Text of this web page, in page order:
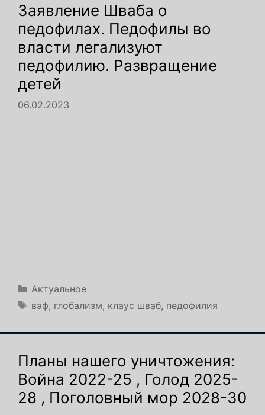
Заявление Шваба о
педофилах. Педофилы во
власти легализуют
педофилию. Развращение
детей
06.02.2023
Рубрики
Актуальное
Метки
вэф, глобализм, клаус шваб, педофилия
Планы нашего уничтожения:
Война 2022-25 , Голод 2025-
28 , Поголовный мор 2028-30